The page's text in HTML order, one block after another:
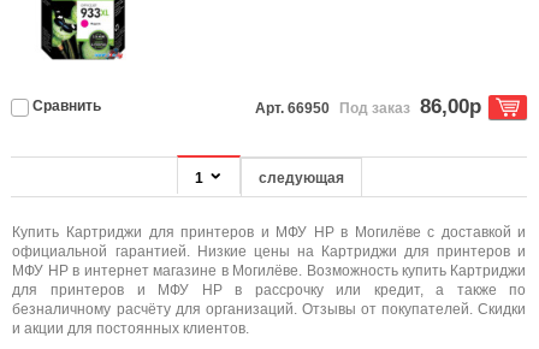
Купить Картриджи для принтеров и МФУ HP в Могилёве с доставкой и
официальной гарантией. Низкие цены на Картриджи для принтеров и
МФУ HP в интернет магазине в Могилёве. Возможность купить Картриджи
для принтеров и МФУ HP в рассрочку или кредит, а также по
безналичному расчёту для организаций. Отзывы от покупателей. Скидки
и акции для постоянных клиентов.
Сравнить Арт. 66950 Под заказ 86,00р
1 следующая